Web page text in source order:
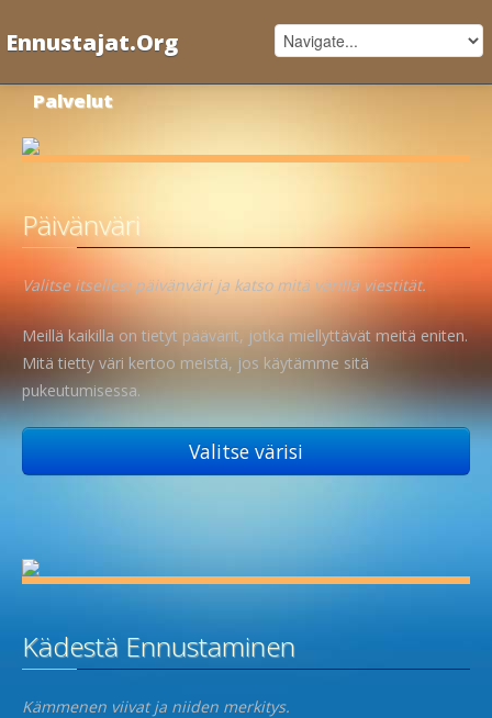
Ennustajat.Org
Palvelut
Päivänväri
Valitse itsellesi päivänväri ja katso mitä värillä viestität.
Meillä kaikilla on tietyt päävärit, jotka miellyttävät meitä eniten.
Mitä tietty väri kertoo meistä, jos käytämme sitä
pukeutumisessa.
Valitse värisi
Kädestä Ennustaminen
Kämmenen viivat ja niiden merkitys.